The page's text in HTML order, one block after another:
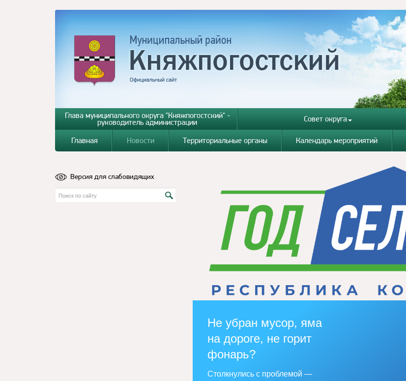
Глава муниципального округа "Княжпогостский" -
руководитель администрации Совет округа
Главная Новости Территориальные органы Календарь мероприятий
Версия для слабовидящих
Не убран мусор, яма
на дороге, не горит
фонарь?
Столкнулись с проблемой —